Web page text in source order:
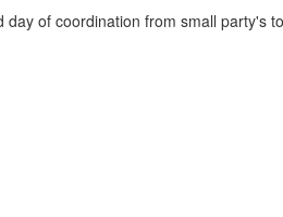
of coordination from small party's